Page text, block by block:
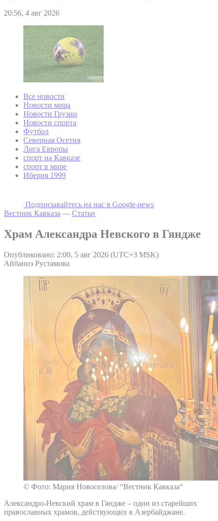
20:56, 4 авг 2026
Все новости
Новости мира
Новости Грузии
Новости спорта
Футбол
Северная Осетия
Лига Европы
спорт на Кавказе
спорт в мире
Иберия 1999
Подписывайтесь на наc в Google-news
Вестник Кавказа — Статьи
Храм Александра Невского в Гяндже
Опубликовано: 2:00, 5 авг 2026 (UTC+3 MSK)
Айбаниз Рустамова
© Фото: Мария Новоселова/ “Вестник Кавказа“
Александро-Невский храм в Гяндже – один из старейших
православных храмов, действующих в Азербайджане.